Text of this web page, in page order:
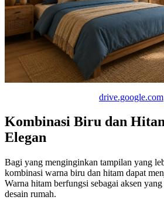
drive.google.com
Kombinasi Biru dan
Elegan
Bagi yang menginginkan tampilan yang
kombinasi warna biru dan hitam dapat
Warna hitam berfungsi sebagai aksen
desain rumah.